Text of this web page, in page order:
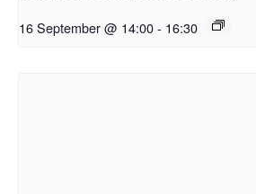
16 September @ 14:00- 16:30